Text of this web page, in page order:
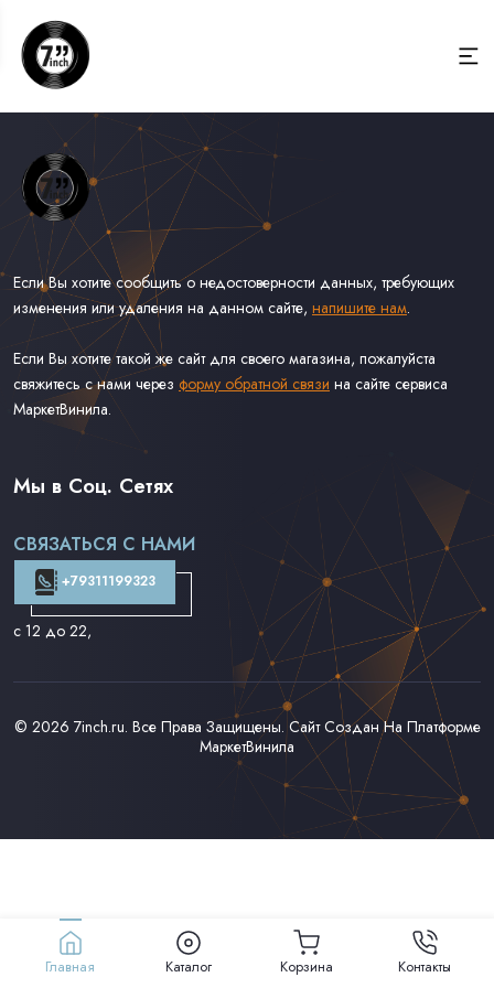
Если Вы хотите сообщить о недостоверности данных, требующих
изменения или удаления на данном сайте, напишите нам.
Если Вы хотите такой же сайт для своего магазина, пожалуйста
свяжитесь с нами через форму обратной связи на сайте сервиса
МаркетВинила.
Весь Каталог Винила на 7''
Рок на 7''
Доставка и Оплата
Контакты
Мы в Соц. Сетях
СВЯЗАТЬСЯ С НАМИ
+79311199323
с 12 до 22,
© 2026 7inch.ru. Все Права Защищены. Сайт Создан На Платформе
МаркетВинила
Главная Каталог Корзина Контакты